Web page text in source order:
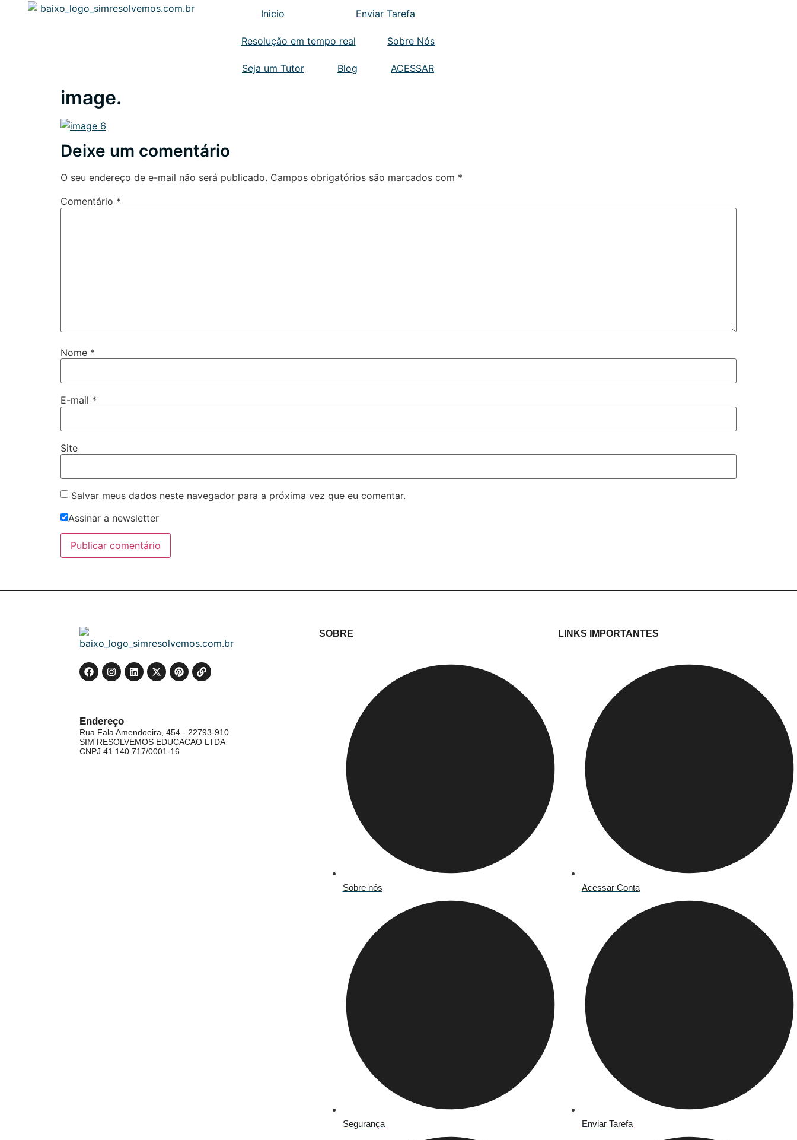
Inicio Enviar Tarefa
Resolução em tempo real Sobre Nós
Seja um Tutor Blog ACESSAR
image.
Deixe um comentário
O seu endereço de e-mail não será publicado. Campos obrigatórios são marcados com *
Comentário *
Nome *
E-mail *
Site
Salvar meus dados neste navegador para a próxima vez que eu comentar.
Assinar a newsletter
Endereço
Rua Fala Amendoeira, 454 - 22793-910
SIM RESOLVEMOS EDUCACAO LTDA
CNPJ 41.140.717/0001-16
SOBRE
Sobre nós
Segurança
LINKS IMPORTANTES
Acessar Conta
Enviar Tarefa